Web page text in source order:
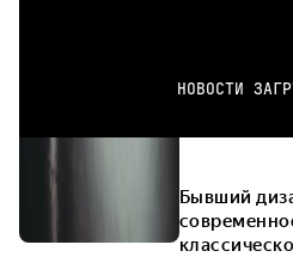
НОВОСТИ
Бывший